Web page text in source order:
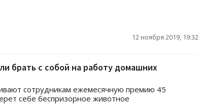
12 ноября 2019, 19:32
брать с собой на работу домашних
сотрудникам ежемесячную премию 45
себе беспризорное животное